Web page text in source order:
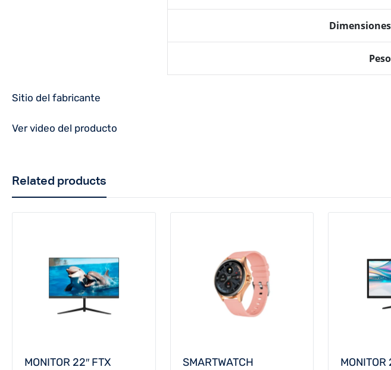
Dimensiones
Peso
Sitio del fabricante
Ver video del producto
Related products
MONITOR 22″ FTX
SMARTWATCH
MONITOR